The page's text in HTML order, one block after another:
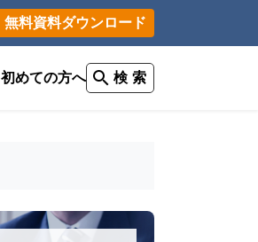
無料資料ダウンロード
初めての方へ 検 索